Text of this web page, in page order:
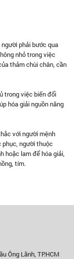
phải bước qua
nhỏ trong việc
thảm chùi chân, cần
trong việc biến đổi
hóa giải nguồn năng
với người mệnh
phục, người thuộc
hoặc lam để hóa giải,
tím.
Ông Lãnh, TP.HCM